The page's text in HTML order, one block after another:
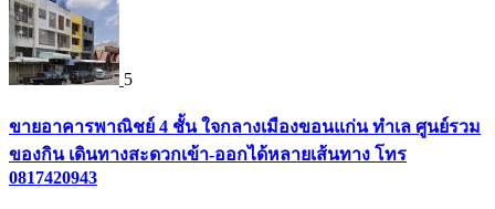
5
ขายอาคารพาณิชย์ 4 ชั้น ใจกลางเมืองขอนแก่น ทำเล ศูนย์รวม
ของกิน เดินทางสะดวกเข้า-ออกได้หลายเส้นทาง โทร
0817420943